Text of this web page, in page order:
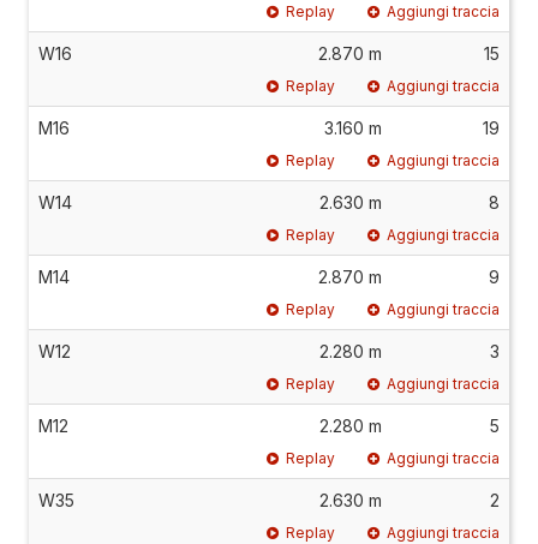
Replay Aggiungi traccia
W16 2.870 m 15
Replay Aggiungi traccia
M16 3.160 m 19
Replay Aggiungi traccia
W14 2.630 m 8
Replay Aggiungi traccia
M14 2.870 m 9
Replay Aggiungi traccia
W12 2.280 m 3
Replay Aggiungi traccia
M12 2.280 m 5
Replay Aggiungi traccia
W35 2.630 m 2
Replay Aggiungi traccia